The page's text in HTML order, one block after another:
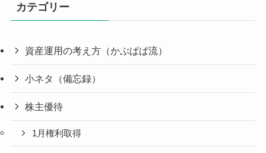
カテゴリー
資産運用の考え方（かぶぱぱ流）
小ネタ（備忘録）
株主優待
1月権利取得